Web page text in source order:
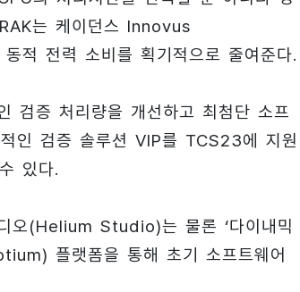
는 케이던스 Innovus
전력 소비를 획기적으로 줄여준다.
검증 처리량을 개선하고 최첨단 소프
인 검증 솔루션 VIP를 TCS23에 지원
있다.
오(Helium Studio)는 물론 ‘다이내믹
플랫폼을 통해 초기 소프트웨어